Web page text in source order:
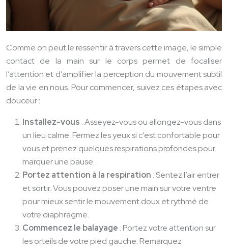
Comme on peut le ressentir à travers cette image, le simple
contact de la main sur le corps permet de focaliser
l’attention et d’amplifier la perception du mouvement subtil
de la vie en nous. Pour commencer, suivez ces étapes avec
douceur :
Installez-vous : Asseyez-vous ou allongez-vous dans
un lieu calme. Fermez les yeux si c’est confortable pour
vous et prenez quelques respirations profondes pour
marquer une pause.
Portez attention à la respiration : Sentez l’air entrer
et sortir. Vous pouvez poser une main sur votre ventre
pour mieux sentir le mouvement doux et rythmé de
votre diaphragme.
Commencez le balayage : Portez votre attention sur
les orteils de votre pied gauche. Remarquez